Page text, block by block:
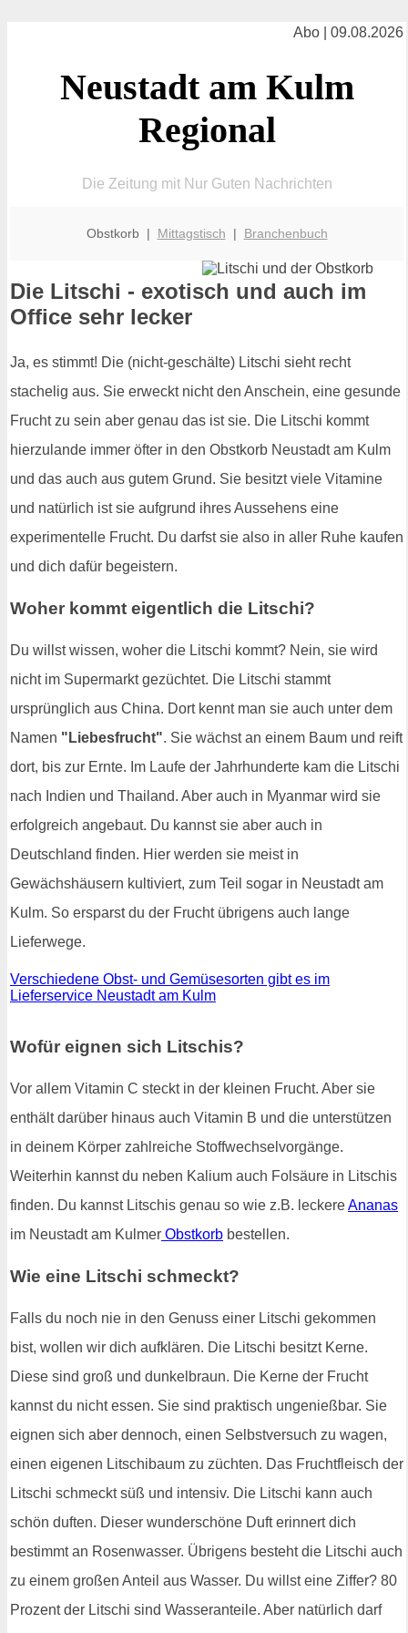
Abo | 09.08.2026
Neustadt am Kulm
Regional
Die Zeitung mit Nur Guten Nachrichten
Obstkorb | Mittagstisch | Branchenbuch
Die Litschi - exotisch und auch im
Office sehr lecker
Ja, es stimmt! Die (nicht-geschälte) Litschi sieht recht
stachelig aus. Sie erweckt nicht den Anschein, eine gesunde
Frucht zu sein aber genau das ist sie. Die Litschi kommt
hierzulande immer öfter in den Obstkorb Neustadt am Kulm
und das auch aus gutem Grund. Sie besitzt viele Vitamine
und natürlich ist sie aufgrund ihres Aussehens eine
experimentelle Frucht. Du darfst sie also in aller Ruhe kaufen
und dich dafür begeistern.
Woher kommt eigentlich die Litschi?
Du willst wissen, woher die Litschi kommt? Nein, sie wird
nicht im Supermarkt gezüchtet. Die Litschi stammt
ursprünglich aus China. Dort kennt man sie auch unter dem
Namen "Liebesfrucht". Sie wächst an einem Baum und reift
dort, bis zur Ernte. Im Laufe der Jahrhunderte kam die Litschi
nach Indien und Thailand. Aber auch in Myanmar wird sie
erfolgreich angebaut. Du kannst sie aber auch in
Deutschland finden. Hier werden sie meist in
Gewächshäusern kultiviert, zum Teil sogar in Neustadt am
Kulm. So ersparst du der Frucht übrigens auch lange
Lieferwege.
Verschiedene Obst- und Gemüsesorten gibt es im
Lieferservice Neustadt am Kulm
Wofür eignen sich Litschis?
Vor allem Vitamin C steckt in der kleinen Frucht. Aber sie
enthält darüber hinaus auch Vitamin B und die unterstützen
in deinem Körper zahlreiche Stoffwechselvorgänge.
Weiterhin kannst du neben Kalium auch Folsäure in Litschis
finden. Du kannst Litschis genau so wie z.B. leckereAnanas
im Neustadt am Kulmer Obstkorb bestellen.
Wie eine Litschi schmeckt?
Falls du noch nie in den Genuss einer Litschi gekommen
bist, wollen wir dich aufklären. Die Litschi besitzt Kerne.
Diese sind groß und dunkelbraun. Die Kerne der Frucht
kannst du nicht essen. Sie sind praktisch ungenießbar. Sie
eignen sich aber dennoch, einen Selbstversuch zu wagen,
einen eigenen Litschibaum zu züchten. Das Fruchtfleisch der
Litschi schmeckt süß und intensiv. Die Litschi kann auch
schön duften. Dieser wunderschöne Duft erinnert dich
bestimmt an Rosenwasser. Übrigens besteht die Litschi auch
zu einem großen Anteil aus Wasser. Du willst eine Ziffer? 80
Prozent der Litschi sind Wasseranteile. Aber natürlich darf